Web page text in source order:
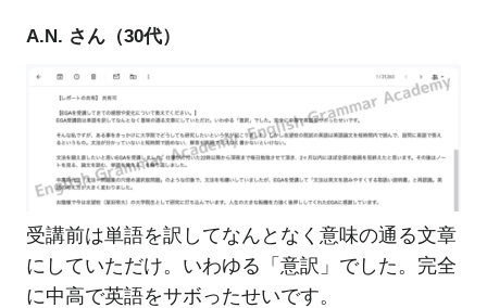
A.N. さん（30代）
受講前は単語を訳してなんとなく意味の通る文章
にしていただけ。いわゆる「意訳」でした。完全
に中高で英語をサボったせいです。